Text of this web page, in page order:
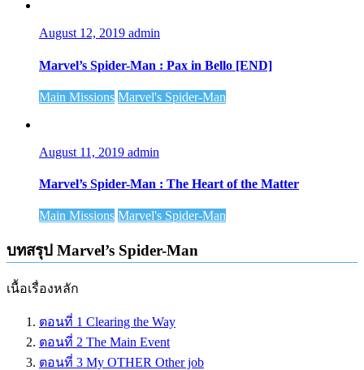
August 12, 2019 admin
Marvel’s Spider-Man : Pax in Bello [END]
Main Missions Marvel's Spider-Man
August 11, 2019 admin
Marvel’s Spider-Man : The Heart of the Matter
Main Missions Marvel's Spider-Man
บทสรุป Marvel’s Spider-Man
เนื้อเรื่องหลัก
ตอนที่ 1 Clearing the Way
ตอนที่ 2 The Main Event
ตอนที่ 3 My OTHER Other job